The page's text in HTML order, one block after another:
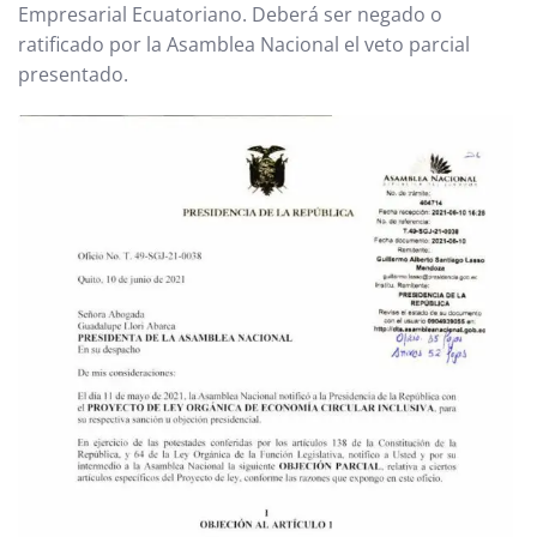
Empresarial Ecuatoriano. Deberá ser negado o
ratificado por la Asamblea Nacional el veto parcial
presentado.